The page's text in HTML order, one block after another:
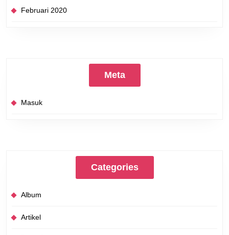
Februari 2020
Meta
Masuk
Categories
Album
Artikel